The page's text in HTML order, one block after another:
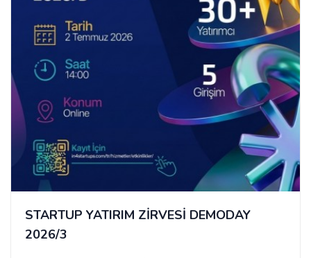
STARTUP YATIRIM ZİRVESİ DEMODAY
2026/3